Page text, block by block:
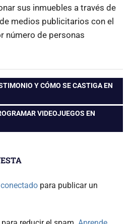
sus inmuebles a través de
medios publicitarios con el
número de personas
Y CÓMO SE CASTIGA EN
VIDEOJUEGOS EN
conectado para publicar un